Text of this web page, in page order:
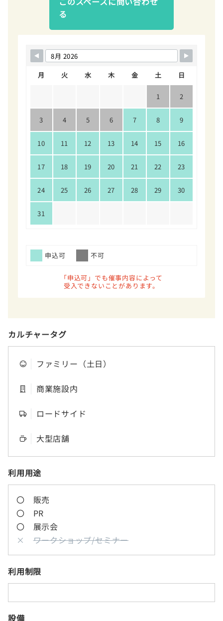
る
月 火 水 木 金 土 日
1 2
3 4 5 6 7 8 9
10 11 12 13 14 15 16
17 18 19 20 21 22 23
24 25 26 27 28 29 30
31
申込可 不可
「申込可」でも催事内容によって
受入できないことがあります。
カルチャータグ
ファミリー（土日）
商業施設内
ロードサイド
大型店舗
利用用途
〇 販売
〇 PR
〇 展示会
×ワークショップ/セミナー
利用制限
設備